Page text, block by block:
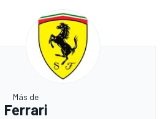
Más de
Ferrari